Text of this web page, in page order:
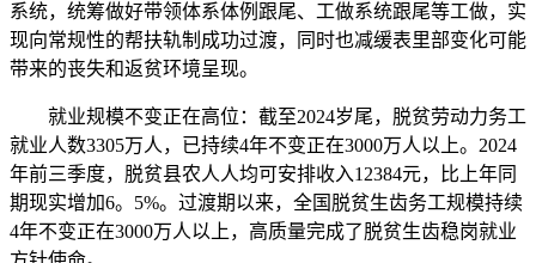
系统，统筹做好带领体系体例跟尾、工做系统跟尾等工做，实
现向常规性的帮扶轨制成功过渡，同时也减缓表里部变化可能
带来的丧失和返贫环境呈现。
就业规模不变正在高位：截至2024岁尾，脱贫劳动力务工
就业人数3305万人，已持续4年不变正在3000万人以上。2024
年前三季度，脱贫县农人人均可安排收入12384元，比上年同
期现实增加6。5%。过渡期以来，全国脱贫生齿务工规模持续
4年不变正在3000万人以上，高质量完成了脱贫生齿稳岗就业